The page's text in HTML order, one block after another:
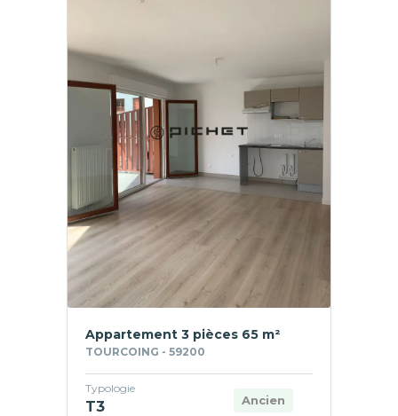
Appartement 3 pièces 65 m²
TOURCOING - 59200
Ancien
Typologie
T3